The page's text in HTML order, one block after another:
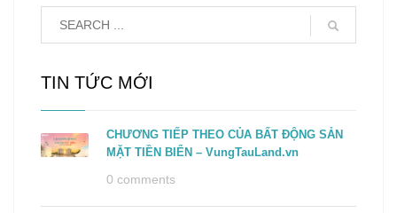
TIN TỨC MỚI
CHƯƠNG TIẾP THEO CỦA BẤT ĐỘNG SẢN
MẶT TIỀN BIỂN – VungTauLand.vn
0 comments